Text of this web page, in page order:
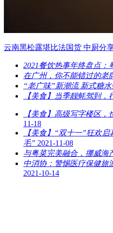
云南黑松露堪比法国货 中厨分
2021餐饮热事年终盘点：
在广州，你不能错过的老
“老广味”新潮流 新式糖
【美食】当季靓蚝驾到
【美食】高级写字楼区
11-18
【美食】“双十一”狂欢
毛” 2021-11-08
与粤菜完美融合，挪威海
中消协：警惕医疗保健旅
2021-10-14